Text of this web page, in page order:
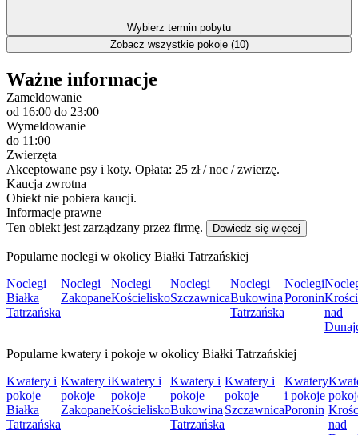
Wybierz termin pobytu
Zobacz wszystkie pokoje (10)
Ważne informacje
Zameldowanie
od 16:00 do 23:00
Wymeldowanie
do 11:00
Zwierzęta
Akceptowane psy i koty. Opłata: 25 zł / noc / zwierzę.
Kaucja zwrotna
Obiekt nie pobiera kaucji.
Informacje prawne
Ten obiekt jest zarządzany przez firmę.
Dowiedz się więcej
Popularne noclegi w okolicy Białki Tatrzańskiej
Noclegi
Białka
Tatrzańska
Noclegi
Zakopane
Noclegi
Kościelisko
Noclegi
Szczawnica
Noclegi
Bukowina
Tatrzańska
Noclegi
Poronin
nad
Popularne kwatery i pokoje w okolicy Białki Tatrzańskiej
Kwatery i
pokoje
Białka
Tatrzańska
Kwatery i
pokoje
Zakopane
Kwatery i
pokoje
Kościelisko
Kwatery i
pokoje
Bukowina
Tatrzańska
Kwatery i
pokoje
Szczawnica
Kwatery
i pokoje
Poronin
nad